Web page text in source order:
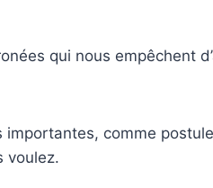
qui nous empêchent
importantes, comme
voulez.